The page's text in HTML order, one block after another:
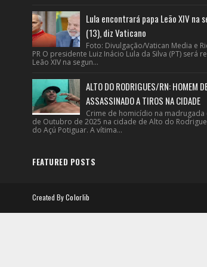
Lula encontrará papa Leão XIV na
(13), diz Vaticano
Foto: Divulgação/Vatican Media e
PR O presidente Luiz Inácio Lula da Silva (PT) será
Leão XIV na segun...
ALTO DO RODRIGUES/RN: HOMEM
ASSASSINADO A TIROS NA CIDADE
Crime de homicídio na madrugada
de Outubro de 2025 na cidade de Alto do
do Açú Potiguar. A vítima...
FEATURED POSTS
Created ByColorlib